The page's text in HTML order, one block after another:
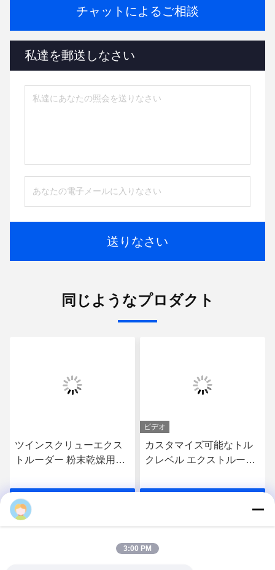
チャットによるご相談
私達を郵送しなさい
送りなさい
同じようなプロダクト
ツインスクリューエクス
トルーダー 粉末乾燥用高
型
ビデオ
カスタマイズ可能なトル
クレベル エクストルーダ
ンスクリュー エクストル
3:00 PM